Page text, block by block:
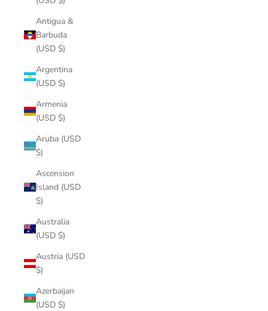
Antigua &
Barbuda
(USD $)
Argentina
(USD $)
Armenia
(USD $)
Aruba (USD
$)
Ascension
Island (USD
$)
Australia
(USD $)
Austria (USD
$)
Azerbaijan
(USD $)